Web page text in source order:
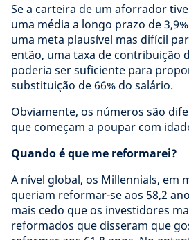
Se a carteira de um aforrador
uma média a longo prazo de
uma meta plausível mas difícil
então, uma taxa de contribuição
poderia ser suficiente para
substituição de 66% do salário.
Obviamente, os números são
que começam a poupar com
Quando é que me reformarei?
A nível global, os Millennials, em
queriam reformar-se aos 58,2
mais cedo que os investidores
reformados que disseram que